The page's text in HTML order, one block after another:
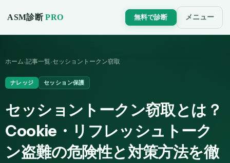
ASM診断PRO 無料で診断 メニュー
ホーム›記事一覧›セッショントークン窃取
ナレッジ セッション保護
セッショントークン窃取とは？
Cookie・リフレッシュトーク
ン盗難の危険性と対策方法を徹